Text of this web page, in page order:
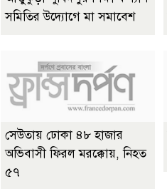
সমিতির উদ্যোগে মা সমাবেশ
সেউতায় ঢোকা ৪৮ হাজার
অভিবাসী ফিরল মরক্কোয়, নিহত
৫৭